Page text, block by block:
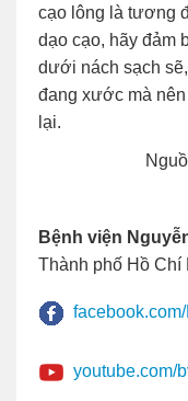
cạo lông là tương
dạo cạo, hãy đảm
dưới nách sạch
đang xước mà
lại.
Bệnh viện
Thành phố Hồ Chí
youtube.com/